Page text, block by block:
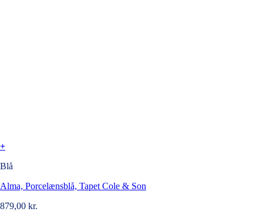
+
Blå
Alma, Porcelænsblå, Tapet Cole & Son
879,00 kr.